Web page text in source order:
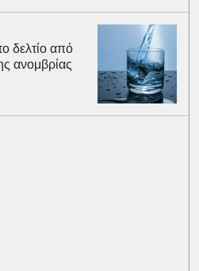
δελτίο από
ανομβρίας